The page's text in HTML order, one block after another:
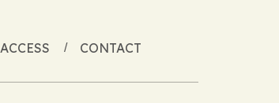
ACCESS CONTACT